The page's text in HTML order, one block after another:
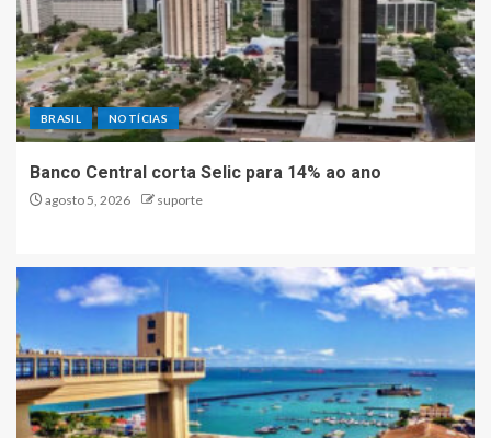
BRASIL NOTÍCIAS
Banco Central corta Selic para 14% ao ano
agosto 5, 2026 suporte